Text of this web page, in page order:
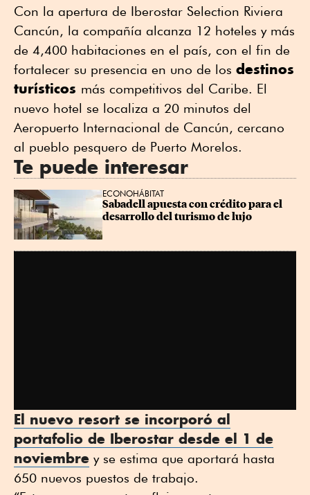
Con la apertura de Iberostar Selection Riviera
Cancún, la compañía alcanza 12 hoteles y más
de 4,400 habitaciones en el país, con el fin de
fortalecer su presencia en uno de los destinos
turísticos más competitivos del Caribe. El
nuevo hotel se localiza a 20 minutos del
Aeropuerto Internacional de Cancún, cercano
al pueblo pesquero de Puerto Morelos.
Te puede interesar
ECONOHÁBITAT
Sabadell apuesta con crédito para el
desarrollo del turismo de lujo
El nuevo resort se incorporó al
portafolio de Iberostar desde el 1 de
noviembre y se estima que aportará hasta
650 nuevos puestos de trabajo.